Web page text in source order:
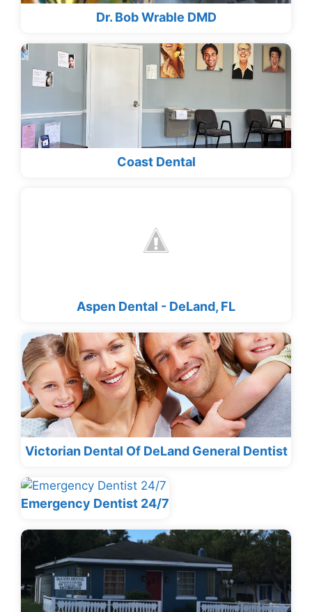
Dr. Bob Wrable DMD
Coast Dental
Aspen Dental - DeLand, FL
Victorian Dental Of DeLand General Dentist
Emergency Dentist 24/7